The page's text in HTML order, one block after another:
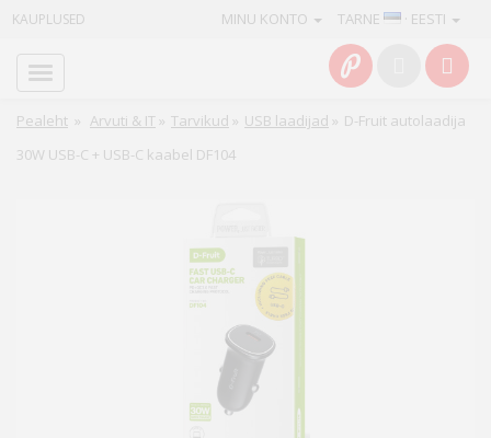
KAUPLUSED TARNE · EESTI
MINU KONTO
Pealeht » Arvuti & IT » Tarvikud » USB laadijad » D-Fruit autolaadija
30W USB-C + USB-C kaabel DF104
Info
Teenused